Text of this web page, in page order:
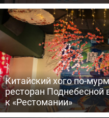
Китайский хого по-
ресторан
к «Рестомании»